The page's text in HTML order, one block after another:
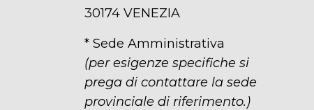
30174 VENEZIA
* Sede Amministrativa
(per esigenze specifiche si
prega di contattare la sede
provinciale di riferimento.)